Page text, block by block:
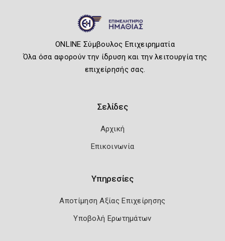
ONLINE Σύμβουλος Επιχειρηματία
Όλα όσα αφορούν την ίδρυση και την λειτουργία της
επιχείρησής σας.
Σελίδες
Αρχική
Επικοινωνία
Υπηρεσίες
Αποτίμηση Αξίας Επιχείρησης
Υποβολή Ερωτημάτων